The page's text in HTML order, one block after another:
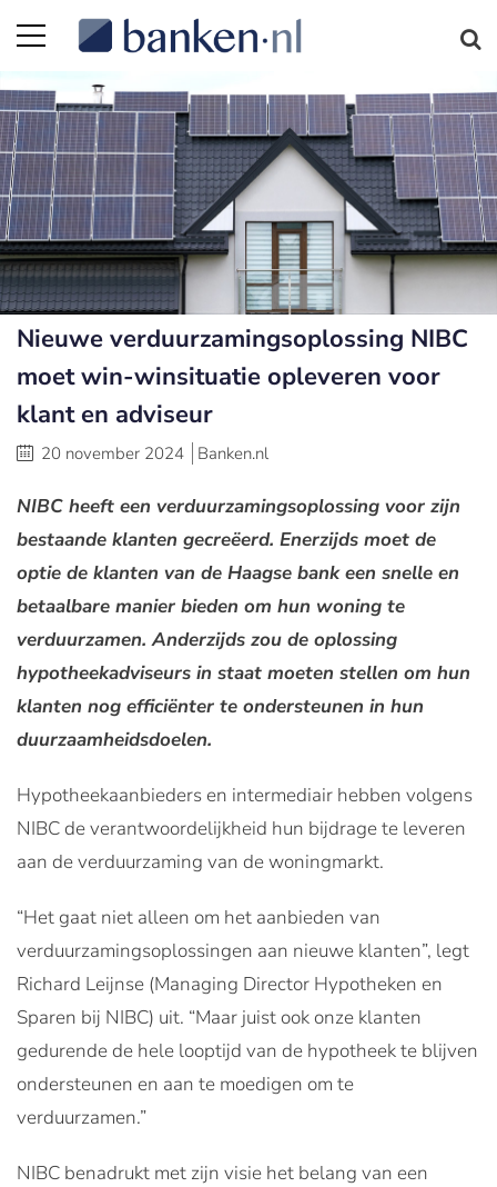
Nieuwe verduurzamingsoplossing NIBC
moet win-winsituatie opleveren voor
klant en adviseur
20 november 2024 Banken.nl
NIBC heeft een verduurzamingsoplossing voor zijn
bestaande klanten gecreëerd. Enerzijds moet de
optie de klanten van de Haagse bank een snelle en
betaalbare manier bieden om hun woning te
verduurzamen. Anderzijds zou de oplossing
hypotheekadviseurs in staat moeten stellen om hun
klanten nog efficiënter te ondersteunen in hun
duurzaamheidsdoelen.
Hypotheekaanbieders en intermediair hebben volgens
NIBC de verantwoordelijkheid hun bijdrage te leveren
aan de verduurzaming van de woningmarkt.
“Het gaat niet alleen om het aanbieden van
verduurzamingsoplossingen aan nieuwe klanten”, legt
Richard Leijnse (Managing Director Hypotheken en
Sparen bij NIBC) uit. “Maar juist ook onze klanten
gedurende de hele looptijd van de hypotheek te blijven
ondersteunen en aan te moedigen om te
verduurzamen.”
NIBC benadrukt met zijn visie het belang van een